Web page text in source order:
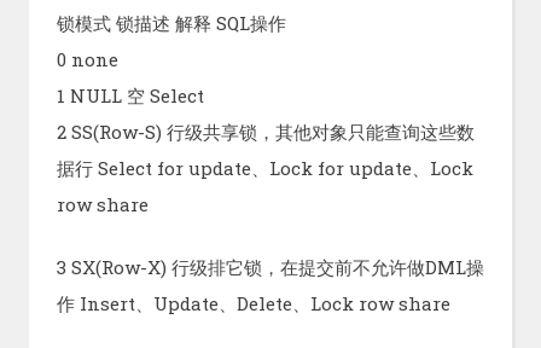
锁模式 锁描述 解释 SQL操作
0 none
1 NULL 空 Select
2 SS(Row-S) 行级共享锁，其他对象只能查询这些数
据行 Select for update、Lock for update、Lock
row share
3 SX(Row-X) 行级排它锁，在提交前不允许做DML操
作 Insert、Update、Delete、Lock row share